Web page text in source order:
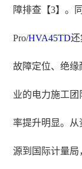
障排查【3】。
Pro/HVA45TD
故障定位、绝
业的电力施工
率提升明显。
源到国际计量